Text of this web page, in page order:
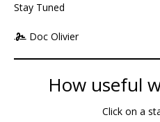
Stay Tuned
Doc Olivier
How useful
Click on a